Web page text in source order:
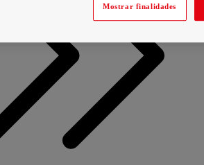
Mostrar finalidades